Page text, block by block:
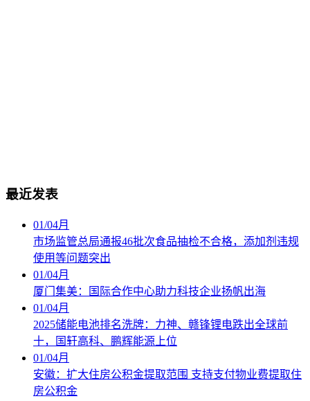
最近发表
01/04月
市场监管总局通报46批次食品抽检不合格，添加剂违规
使用等问题突出
01/04月
厦门集美：国际合作中心助力科技企业扬帆出海
01/04月
2025储能电池排名洗牌：力神、赣锋锂电跌出全球前
十，国轩高科、鹏辉能源上位
01/04月
安徽：扩大住房公积金提取范围 支持支付物业费提取住
房公积金